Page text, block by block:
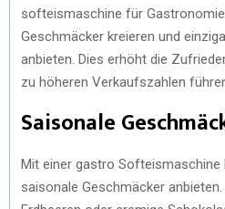
softeismaschine für
Geschmäcker kreieren und
anbieten. Dies erhöht die
zu höheren Verkaufszahlen
Saisonale
Mit einer gastro Softeismaschine
saisonale Geschmäcker